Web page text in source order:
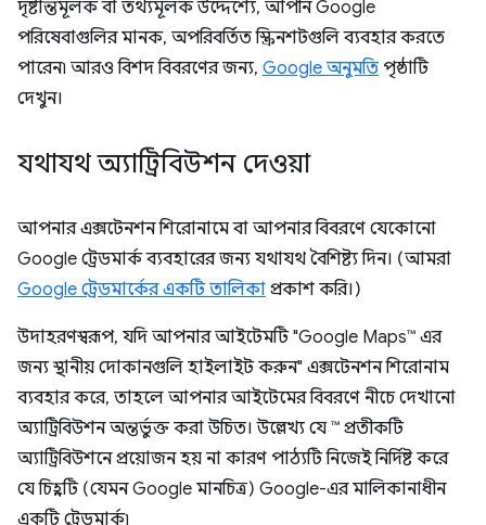
দৃষ্টান্তমূলক বা তথ্যমূলক উদ্দেশ্যে, আপনি Google
পরিষেবাগুলির মানক, অপরিবর্তিত স্ক্রিনশটগুলি ব্যবহার করতে
পারেন৷ আরও বিশদ বিবরণের জন্য, Google অনুমতি পৃষ্ঠাটি
দেখুন।
যথাযথ অ্যাট্রিবিউশন দেওয়া
আপনার এক্সটেনশন শিরোনামে বা আপনার বিবরণে যেকোনো
Google ট্রেডমার্ক ব্যবহারের জন্য যথাযথ বৈশিষ্ট্য দিন। (আমরা
Google ট্রেডমার্কের একটি তালিকা প্রকাশ করি।)
উদাহরণস্বরূপ, যদি আপনার আইটেমটি "Google Maps™ এর
জন্য স্থানীয় দোকানগুলি হাইলাইট করুন" এক্সটেনশন শিরোনাম
ব্যবহার করে, তাহলে আপনার আইটেমের বিবরণে নীচে দেখানো
অ্যাট্রিবিউশন অন্তর্ভুক্ত করা উচিত। উল্লেখ্য যে ™ প্রতীকটি
অ্যাট্রিবিউশনে প্রয়োজন হয় না কারণ পাঠ্যটি নিজেই নির্দিষ্ট করে
যে চিহ্নটি (যেমন Google মানচিত্র) Google-এর মালিকানাধীন
একটি ট্রেডমার্ক৷